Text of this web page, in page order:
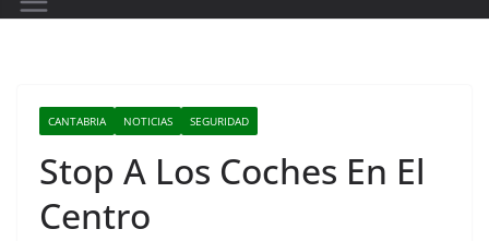
CANTABRIA NOTICIAS SEGURIDAD
Stop A Los Coches En El
Centro